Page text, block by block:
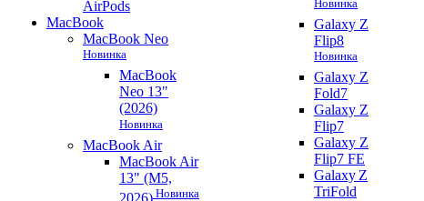
AirPods
MacBook
MacBook Neo
Новинка
MacBook
Neo 13"
(2026)
Новинка
MacBook Air
MacBook Air
13" (M5,
2026) Новинка
Galaxy Z
Flip8
Новинка
Galaxy Z
Fold7
Galaxy Z
Flip7
Galaxy Z
Flip7 FE
Galaxy Z
TriFold